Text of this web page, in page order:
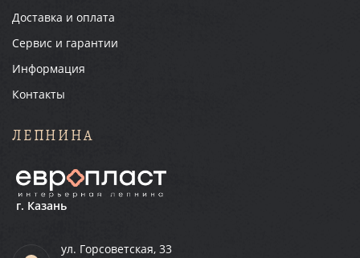
Доставка и оплата
Сервис и гарантии
Информация
Контакты
ЛЕПНИНА
г. Казань
ул. Горсоветская, 33